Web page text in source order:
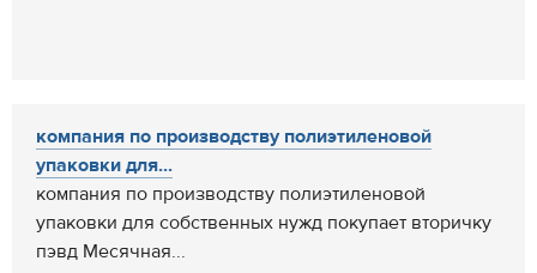
компания по производству полиэтиленовой
упаковки для...
компания по производству полиэтиленовой
упаковки для собственных нужд покупает вторичку
пэвд Месячная...